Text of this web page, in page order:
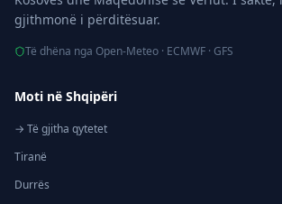
gjithmonë i përditësuar.
Të dhëna nga Open-Meteo · ECMWF · GFS
Moti në Shqipëri
→ Të gjitha qytetet
Tiranë
Durrës